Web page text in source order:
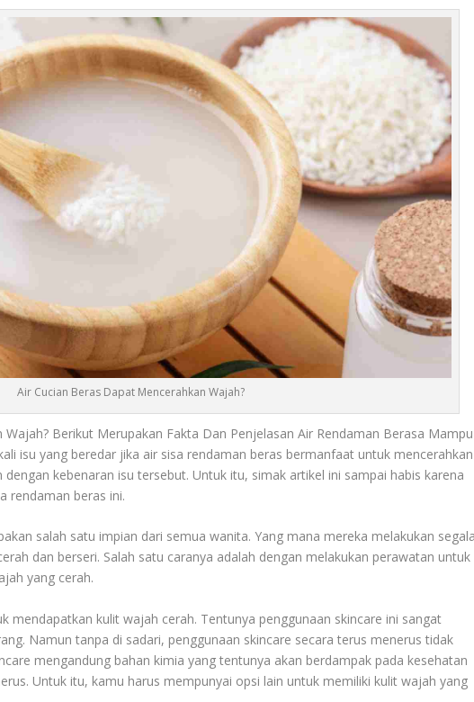
Air Cucian Beras Dapat Mencerahkan Wajah?
Wajah? Berikut Merupakan Fakta Dan Penjelasan Air Rendaman Berasa Mampu
isu yang beredar jika air sisa rendaman beras bermanfaat untuk mencerahkan
kebenaran isu tersebut. Untuk itu, simak artikel ini sampai habis karena
rendaman beras ini.
salah satu impian dari semua wanita. Yang mana mereka melakukan
dan berseri. Salah satu caranya adalah dengan melakukan perawatan untuk
yang cerah.
mendapatkan kulit wajah cerah. Tentunya penggunaan skincare ini sangat
Namun tanpa di sadari, penggunaan skincare secara terus menerus tidak
mengandung bahan kimia yang tentunya akan berdampak pada kesehatan
Untuk itu, kamu harus mempunyai opsi lain untuk memiliki kulit wajah yang